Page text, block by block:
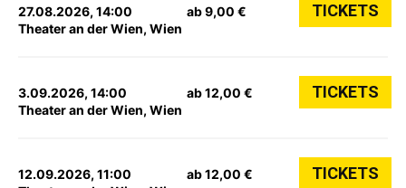
27.08.2026, 14:00
Theater an der Wien, Wien
ab 9,00 € TICKETS
3.09.2026, 14:00
Theater an der Wien, Wien
ab 12,00 € TICKETS
12.09.2026, 11:00
ab 12,00 € TICKETS